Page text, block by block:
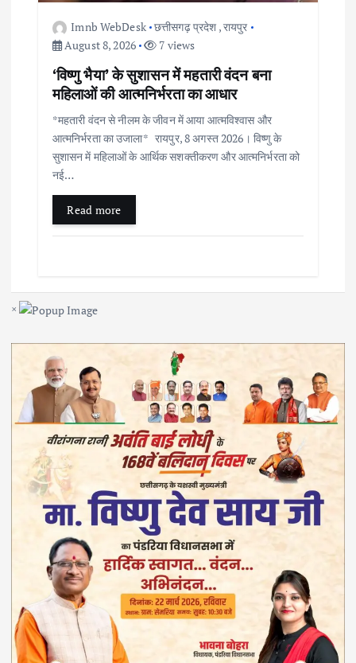
Imnb WebDesk छत्तीसगढ़ प्रदेश ,रायपुर
August 8, 2026
7 views
‘विष्णु भैया’ के सुशासन में महतारी वंदन बना
महिलाओं की आत्मनिर्भरता का आधार
*महतारी वंदन से नीलम के जीवन में आया आत्मविश्वास और
आत्मनिर्भरता का उजाला* रायपुर, 8 अगस्त 2026। विष्णु के
सुशासन में महिलाओं के आर्थिक सशक्तीकरण और आत्मनिर्भरता को
नई…
Read more
×